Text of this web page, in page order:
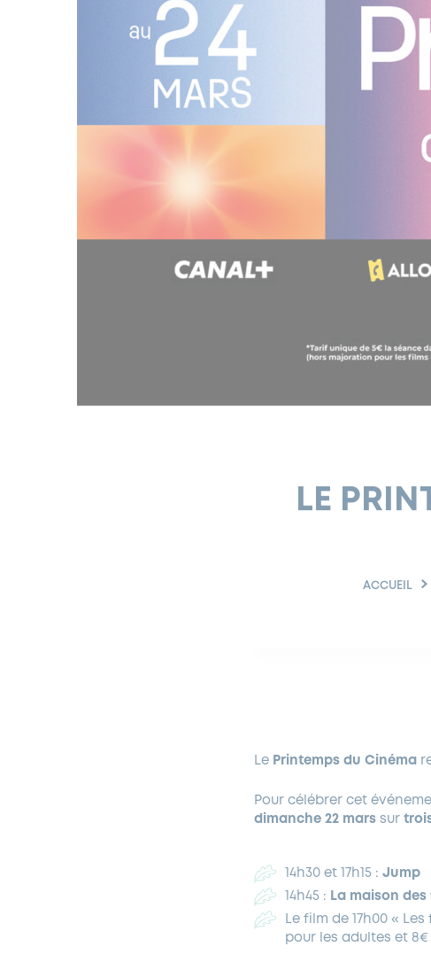
LE
ACCUEIL
Le Printemps du Cinéma
Pour célébrer cet
dimanche 22 marssur
14h30 et 17h15 : Jump
14h45 : La maison des
Le film de 17h00 «
pour les adultes et